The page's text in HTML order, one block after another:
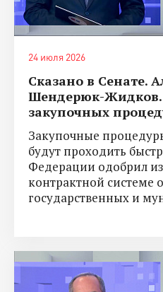
24 июля 2026
Сказано в Сенате.
Шендерюк-
закупочных
Закупочные
будут проходить
Федерации одобрил
контрактной системе
государственных и